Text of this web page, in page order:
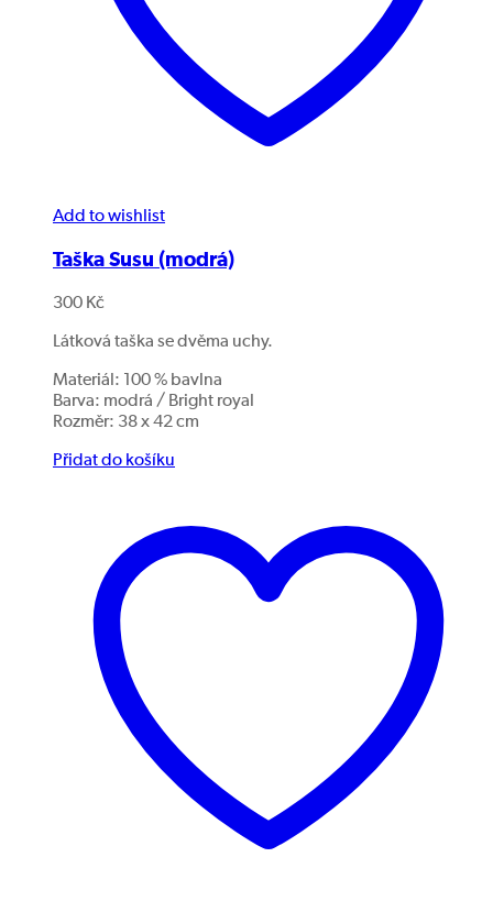
Add to wishlist
Taška Susu (modrá)
300 Kč
Látková taška se dvěma uchy.
Materiál: 100 % bavlna
Barva: modrá / Bright royal
Rozměr: 38 x 42 cm
Přidat do košíku